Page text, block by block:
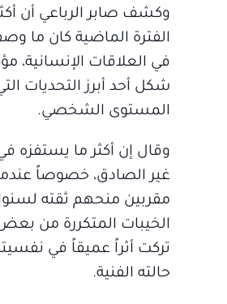
وكشف صابر الرباعي أن
الفترة الماضية كان ما
في العلاقات الإنسانية،
شكل أحد أبرز التحديات
المستوى الشخصي.
وقال إن أكثر ما يستفزه
غير الصادق، خصوصاً
مقربين منحهم ثقته
الخيبات المتكررة من
تركت أثراً عميقاً في
حالته الفنية.